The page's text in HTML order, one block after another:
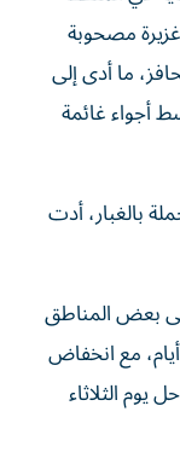
مصحوبة
ما أدى إلى
أجواء غائمة
بالغبار، أدت
بعض المناطق
الشرقية والجنوبية والداخلية الأحد، ولمدة 3 أيام، مع انخفاض
الثلاثاء